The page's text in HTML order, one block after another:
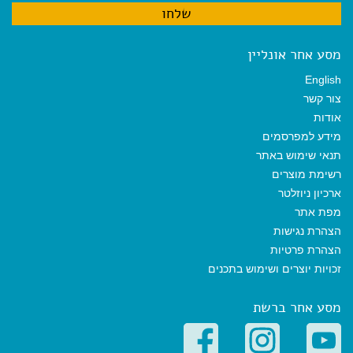
מסע אחר אונליין
English
צור קשר
אודות
מידע למפרסמים
תנאי שימוש באתר
רשימת מוצרים
ארכיון ניוזלטר
מפת אתר
הצהרת נגישות
הצהרת פרטיות
זכויות יוצרים ושימוש בתכנים
מסע אחר ברשת